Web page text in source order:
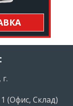
(Офис, Склад)